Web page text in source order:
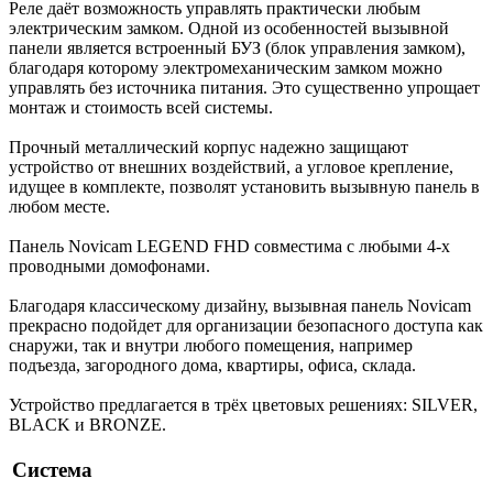
Реле даёт возможность управлять практически любым
электрическим замком. Одной из особенностей вызывной
панели является встроенный БУЗ (блок управления замком),
благодаря которому электромеханическим замком можно
управлять без источника питания. Это существенно упрощает
монтаж и стоимость всей системы.
Прочный металлический корпус надежно защищают
устройство от внешних воздействий, а угловое крепление,
идущее в комплекте, позволят установить вызывную панель в
любом месте.
Панель Novicam LEGEND FHD совместима с любыми 4-х
проводными домофонами.
Благодаря классическому дизайну, вызывная панель Novicam
прекрасно подойдет для организации безопасного доступа как
снаружи, так и внутри любого помещения, например
подъезда, загородного дома, квартиры, офиса, склада.
Устройство предлагается в трёх цветовых решениях: SILVER,
BLACK и BRONZE.
Система